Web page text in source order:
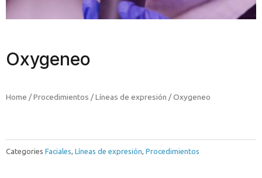
Oxygeneo
Home /Procedimientos /Líneas de expresión / Oxygeneo
Categories Faciales Líneas de expresión Procedimientos